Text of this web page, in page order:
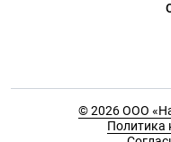
© 2026 ООО
Политика